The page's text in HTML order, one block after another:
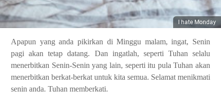
I hate Monday
Apapun yang anda pikirkan di Minggu malam, ingat, Senin
pagi akan tetap datang. Dan ingatlah, seperti Tuhan selalu
menerbitkan Senin-Senin yang lain, seperti itu pula Tuhan akan
menerbitkan berkat-berkat untuk kita semua. Selamat menikmati
senin anda. Tuhan memberkati.